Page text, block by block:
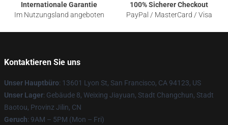
Internationale Garantie
Im Nutzungsland angeboten
100% Sicherer Checkout
PayPal / MasterCard / Visa
Kontaktieren Sie uns
Unser Hauptbüro: 13601 Lyon St, San Francisco, CA 94123, US
Unser Lager: Gebäude 8, Weixing Jiayuan, Stadt Changchun, Stadt
Baotou, Provinz Jilin, CN
Geruch: 9AM – 5PM (Mon – Fri)